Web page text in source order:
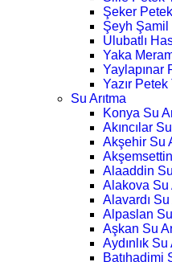
Şeker
Şeyh Şamil
Ulubatlı
Yaka
Yaylapınar
Yazır
Su Arıtma
Konya Su
Akıncılar
Akşehir Su
Alaaddin
Alakova Su
Alavardı Su
Alpaslan Su
Aşkan Su
Aydınlık Su
Batıhadimi